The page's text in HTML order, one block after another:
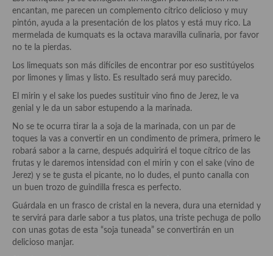
Cocina Extremeña
Cocina Gallega
Cocina Madrileña
Cocina Murciana
Cocina Navarra
Cocina Riojana
Cocina Valenciana
Cocina Vasca
Cocina Alemana
Cocina Austriaca
encantan, me parecen un complemento cítrico delicioso y muy
pintón, ayuda a la presentación de los platos y está muy rico. La
mermelada de kumquats es la octava maravilla culinaria, por favor
no te la pierdas.
Los limequats son más difíciles de encontrar por eso sustitúyelos
por limones y limas y listo. Es resultado será muy parecido.
El mirin y el sake los puedes sustituir vino fino de Jerez, le va
genial y le da un sabor estupendo a la marinada.
No se te ocurra tirar la a soja de la marinada, con un par de
toques la vas a convertir en un condimento de primera, primero le
robará sabor a la carne, después adquirirá el toque cítrico de las
frutas y le daremos intensidad con el mirin y con el sake (vino de
Jerez) y se te gusta el picante, no lo dudes, el punto canalla con
un buen trozo de guindilla fresca es perfecto.
Guárdala en un frasco de cristal en la nevera, dura una eternidad y
te servirá para darle sabor a tus platos, una triste pechuga de pollo
con unas gotas de esta “soja tuneada” se convertirán en un
delicioso manjar.